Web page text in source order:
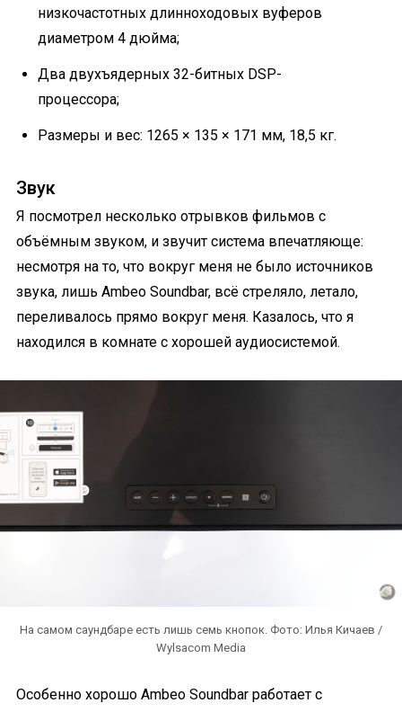
низкочастотных длинноходовых вуферов
диаметром 4 дюйма;
Два двухъядерных 32-битных DSP-
процессора;
Размеры и вес: 1265 × 135 × 171 мм, 18,5 кг.
Звук
Я посмотрел несколько отрывков фильмов с
объёмным звуком, и звучит система впечатляюще:
несмотря на то, что вокруг меня не было источников
звука, лишь Ambeo Soundbar, всё стреляло, летало,
переливалось прямо вокруг меня. Казалось, что я
находился в комнате с хорошей аудиосистемой.
На самом саундбаре есть лишь семь кнопок. Фото: Илья Кичаев /
Wylsacom Media
Особенно хорошо Ambeo Soundbar работает с